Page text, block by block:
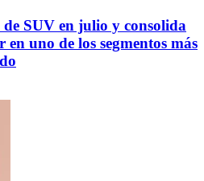
SUV en julio y consolida
uno de los segmentos más